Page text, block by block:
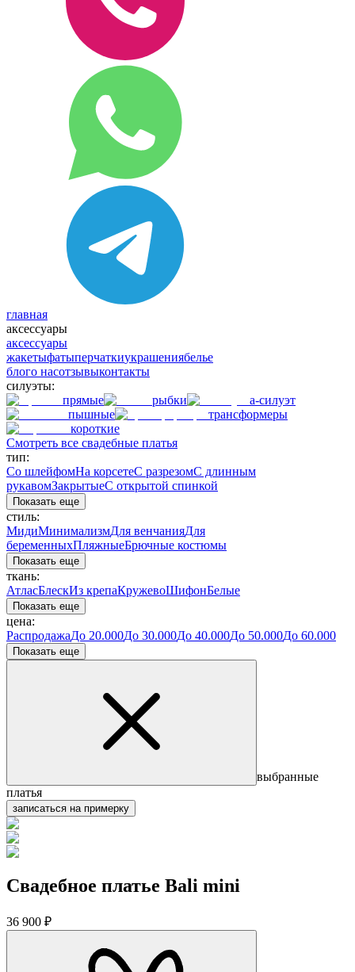
главная
аксессуары
аксессуары
жакетыфатыперчаткиукрашениябелье
блого насотзывыконтакты
силуэты:
прямые
рыбки
а-силуэт
пышные
трансформеры
короткие
Смотреть все свадебные платья
тип:
Со шлейфомНа корсетеС разрезомС длинным
рукавомЗакрытыеС открытой спинкой
Показать еще
стиль:
МидиМинимализмДля венчанияДля
беременныхПляжныеБрючные костюмы
Показать еще
ткань:
АтласБлескИз крепаКружевоШифонБелые
Показать еще
цена:
РаспродажаДо 20.000До 30.000До 40.000До 50.000До 60.000
Показать еще
выбранные
платья
записаться на примерку
Свадебное платье Bali mini
36 900 ₽